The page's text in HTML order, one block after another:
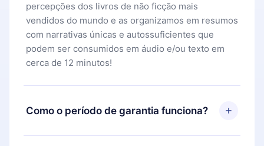
percepções dos livros de não ficção mais
vendidos do mundo e as organizamos em resumos
com narrativas únicas e autossuficientes que
podem ser consumidos em áudio e/ou texto em
cerca de 12 minutos!
Como o período de garantia funciona?
Você pode baixar nosso aplicativo e começar a